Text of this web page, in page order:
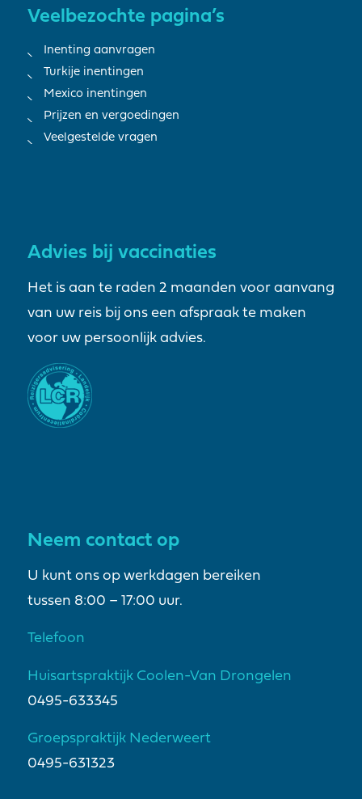
Veelbezochte pagina’s
Inenting aanvragen
Turkije inentingen
Mexico inentingen
Prijzen en vergoedingen
Veelgestelde vragen
Advies bij vaccinaties
Het is aan te raden 2 maanden voor aanvang
van uw reis bij ons een afspraak te maken
voor uw persoonlijk advies.
Neem contact op
U kunt ons op werkdagen bereiken
tussen 8:00 – 17:00 uur.
Telefoon
Huisartspraktijk Coolen-Van Drongelen
0495-633345
Groepspraktijk Nederweert
0495-631323